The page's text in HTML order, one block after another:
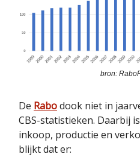
bron:
De Rabodook niet in
CBS-statistieken. Daarbij
inkoop, productie en
blijkt dat er: